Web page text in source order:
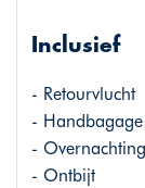
Inclusief
- Retourvlucht
- Handbagage
-
- Ontbijt